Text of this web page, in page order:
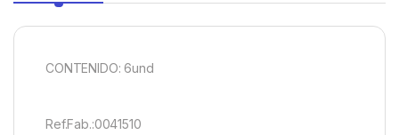
CONTENIDO: 6und
Ref.Fab.:0041510